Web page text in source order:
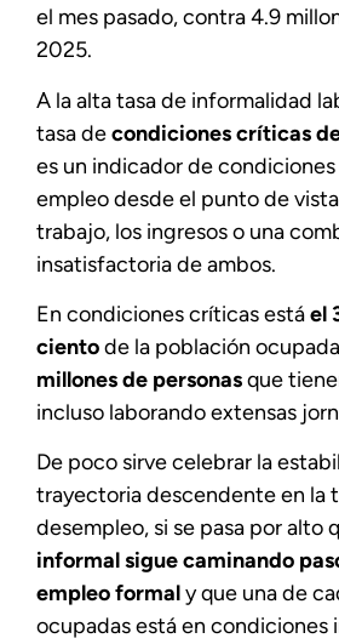
el mes pasado, contra 4.9
2025.
A la alta tasa de informalidad
tasa decondiciones críticas
es un indicador de
empleo desde el punto de
trabajo, los ingresos o una
insatisfactoria de ambos.
En condiciones críticas estáel
cientode la población
millones de personasque
incluso laborando extensas
De poco sirve celebrar la
trayectoria descendente en la
desempleo, si se pasa por alto
informal sigue caminando
empleo formaly que una de
ocupadas está en condiciones